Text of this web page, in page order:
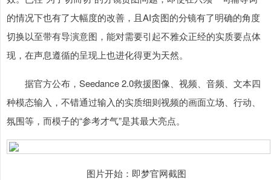
的情况下也有了大幅度的改善，且AI贪图的分镜有了明确的角度
切换以至带有导演意图，能对需要引起不雅众正经的实质要点体
现，在声息遵循的呈现上也进化得更为天然。
据官方公布，Seedance 2.0救援图像、视频、音频、文本四
种模态输入，不错通过输入的实质细则视频的画面立场、行动、
氛围等，而模子的“参考才气”是其最大亮点。
图片开始：即梦官网截图